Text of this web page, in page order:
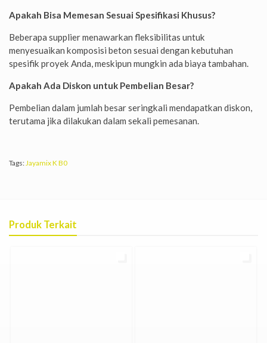
Apakah Bisa Memesan Sesuai Spesifikasi Khusus?
Beberapa supplier menawarkan fleksibilitas untuk
menyesuaikan komposisi beton sesuai dengan kebutuhan
spesifik proyek Anda, meskipun mungkin ada biaya tambahan.
Apakah Ada Diskon untuk Pembelian Besar?
Pembelian dalam jumlah besar seringkali mendapatkan diskon,
terutama jika dilakukan dalam sekali pemesanan.
Tags:Jayamix K B0
Produk Terkait